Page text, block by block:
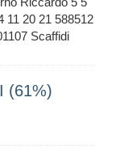
11 20 21 588512
Scaffidi
(61%)